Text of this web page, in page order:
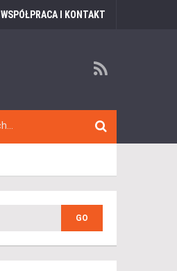
WSPÓŁPRACA I KONTAKT